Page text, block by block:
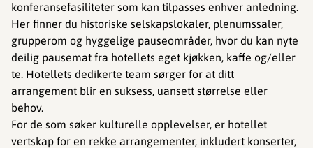
konferansefasiliteter som kan tilpasses enhver anledning.
Her finner du historiske selskapslokaler, plenumssaler,
grupperom og hyggelige pauseområder, hvor du kan nyte
deilig pausemat fra hotellets eget kjøkken, kaffe og/eller
te. Hotellets dedikerte team sørger for at ditt
arrangement blir en suksess, uansett størrelse eller
behov.
For de som søker kulturelle opplevelser, er hotellet
vertskap for en rekke arrangementer, inkludert konserter,